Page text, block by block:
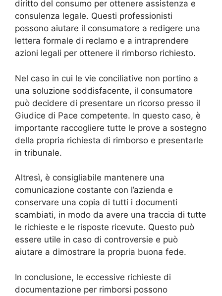
diritto del consumo per ottenere assistenza e
consulenza legale. Questi professionisti
possono aiutare il consumatore a redigere una
lettera formale di reclamo e a intraprendere
azioni legali per ottenere il rimborso richiesto.
Nel caso in cui le vie conciliative non portino a
una soluzione soddisfacente, il consumatore
può decidere di presentare un ricorso presso il
Giudice di Pace competente. In questo caso, è
importante raccogliere tutte le prove a sostegno
della propria richiesta di rimborso e presentarle
in tribunale.
Altresì, è consigliabile mantenere una
comunicazione costante con l’azienda e
conservare una copia di tutti i documenti
scambiati, in modo da avere una traccia di tutte
le richieste e le risposte ricevute. Questo può
essere utile in caso di controversie e può
aiutare a dimostrare la propria buona fede.
In conclusione, le eccessive richieste di
documentazione per rimborsi possono